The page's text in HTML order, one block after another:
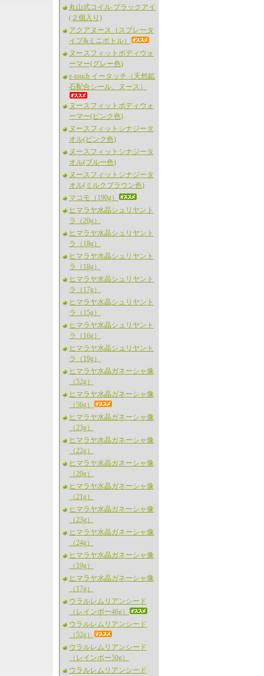
丸山式コイル ブラックアイ
(２個入り)
アクアヌース（スプレータ
イプ&ミニボトル）
ヌースフィットボディウォ
ーマー(グレー色)
e-touch イータッチ（天然鉱
石配合シール、ヌース）
ヌースフィットボディウォ
ーマー(ピンク色)
ヌースフィットシナジータ
オル(ピンク色)
ヌースフィットシナジータ
オル(ブルー色)
ヌースフィットシナジータ
オル(ミルクブラウン色)
マコモ（190g）
ヒマラヤ水晶シュリヤント
ラ（20g）
ヒマラヤ水晶シュリヤント
ラ（18g）
ヒマラヤ水晶シュリヤント
ラ（18g）
ヒマラヤ水晶シュリヤント
ラ（17g）
ヒマラヤ水晶シュリヤント
ラ（15g）
ヒマラヤ水晶シュリヤント
ラ（16g）
ヒマラヤ水晶シュリヤント
ラ（19g）
ヒマラヤ水晶ガネーシャ像
（52g）
ヒマラヤ水晶ガネーシャ像
（56g）
ヒマラヤ水晶ガネーシャ像
（23g）
ヒマラヤ水晶ガネーシャ像
（22g）
ヒマラヤ水晶ガネーシャ像
（20g）
ヒマラヤ水晶ガネーシャ像
（21g）
ヒマラヤ水晶ガネーシャ像
（23g）
ヒマラヤ水晶ガネーシャ像
（24g）
ヒマラヤ水晶ガネーシャ像
（19g）
ヒマラヤ水晶ガネーシャ像
（17g）
ウラルレムリアンシード
（レインボー46g）
ウラルレムリアンシード
（52g）
ウラルレムリアンシード
（レインボー50g）
ウラルレムリアンシード